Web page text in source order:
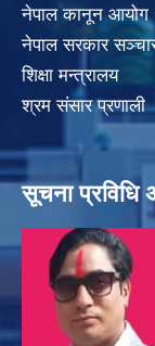
नेपाल कानून आयोग
नेपाल सरकार
शिक्षा मन्त्रालय
श्रम संसार प्रणाली
सूचना प्रविधि